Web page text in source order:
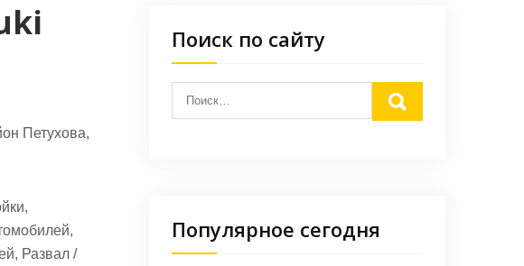
Петухова,
Развал /
Поиск по сайту
Популярное сегодня